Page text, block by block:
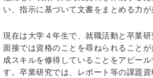
い、指示に基づいて文書をまとめる力が
現在は大学４年生で、就職活動と卒業
面接では資格のことを尋ねられること
成スキルを修得していることをアピー
す。卒業研究では、レポート等の課題